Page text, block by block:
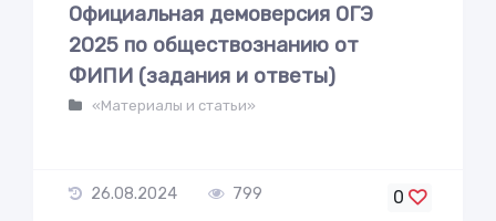
Официальная демоверсия ОГЭ
2025 по обществознанию от
ФИПИ (задания и ответы)
«Материалы и статьи»
26.08.2024 799 0